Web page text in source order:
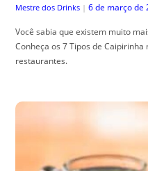
Mestre dos Drinks | 6 de março de
Você sabia que existem muito
Conheça os 7 Tipos de
restaurantes.